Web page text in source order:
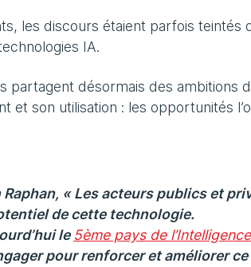
les discours étaient parfois teintés
IA.
partagent désormais des ambitions
et son utilisation : les opportunités
« Les acteurs publics et
de cette technologie.
le 5ème pays de
pour renforcer et améliorer